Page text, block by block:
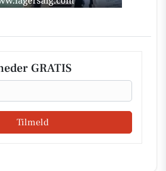
GRATIS
Tilmeld